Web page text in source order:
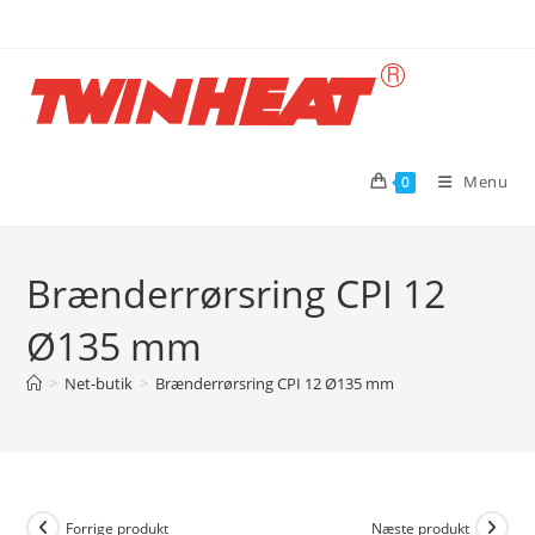
content
0 Menu
Brænderrørsring CPI 12
Ø135 mm
> Net-butik > Brænderrørsring CPI 12 Ø135 mm
Forrige produkt Næste produkt